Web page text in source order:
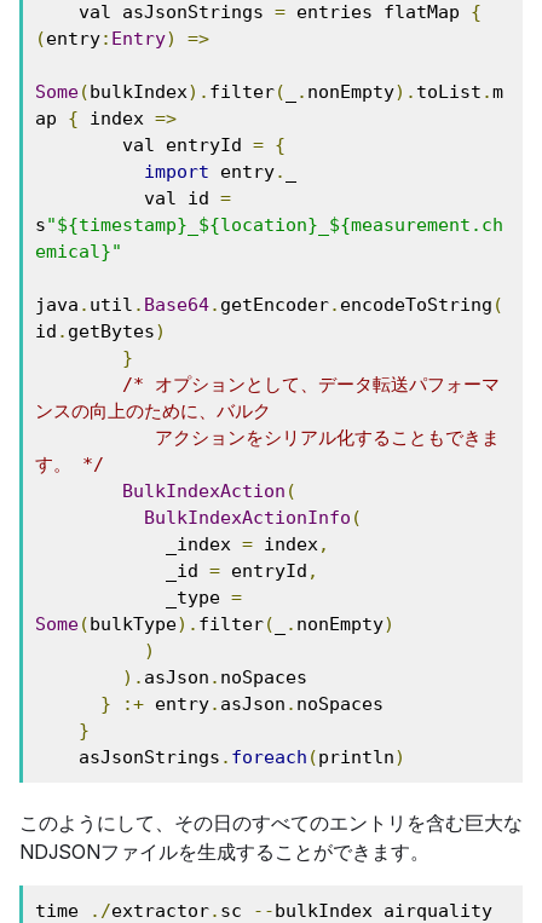
    val asJsonStrings
= entries flatMap {
(entry: Entry) =>
Some(bulkIndex). filter( . nonEmpty). toList .m
ap { index =>
        val entryId
= {
import entry.
          val id
=
s"${timestamp}_${location}_${measurement.ch
emical}"
java . util . Base64. getEncoder. encodeToString (
id . getBytes)
}
/* オプションとして、データ転送パフォーマ
ンスの向上のために、バルク
す。 */
BulkIndexAction (
BulkIndexActionInfo (
            _index
= index,
            _id
= entryId ,
            _type
=
Some(bulkType). filter( . nonEmpty)
)
). asJson . noSpaces
}
:+ entry. asJson . noSpaces
}
    asJsonStrings
. foreach (println)
このようにして、その日のすべてのエントリを含む巨大な
NDJSONファイルを生成することができます。
time ./extractor. sc --